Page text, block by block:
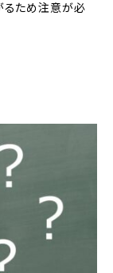
るため注意が必